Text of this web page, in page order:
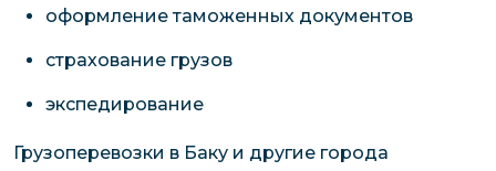
оформление таможенных документов
страхование грузов
экспедирование
Грузоперевозки в Баку и другие города